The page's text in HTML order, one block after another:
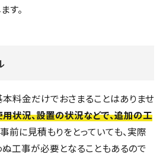
す。
料金だけでおさまることはありませ
状況、設置の状況などで、追加の工
事前に見積もりをとっていても、実際
ぬ工事が必要となることもあるので